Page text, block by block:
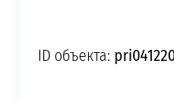
ID объекта: